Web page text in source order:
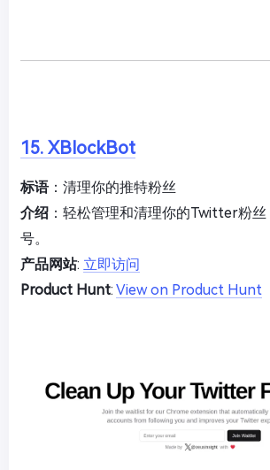
15. XBlockBot
标语：清理你的推特粉丝
介绍 ：轻松管理和清理你的Twitter粉
号。
产品网站: 立即访问
Product Hunt: View on Product Hunt